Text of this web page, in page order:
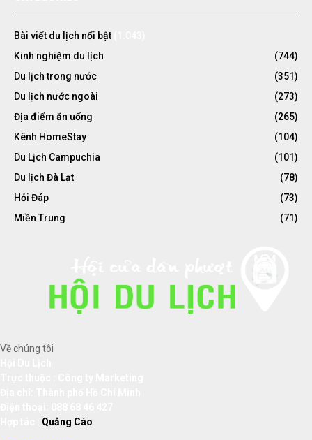
Bài viết du lịch nổi bật
Kinh nghiệm du lịch
(744)
Du lịch trong nước
(351)
Du lịch nước ngoài
(273)
Địa điểm ăn uống
(265)
Kênh HomeStay
(104)
Du Lịch Campuchia
(101)
Du lịch Đà Lạt
(78)
Hỏi Đáp
(73)
Miền Trung
(71)
Về chúng tôi
Quảng Cáo